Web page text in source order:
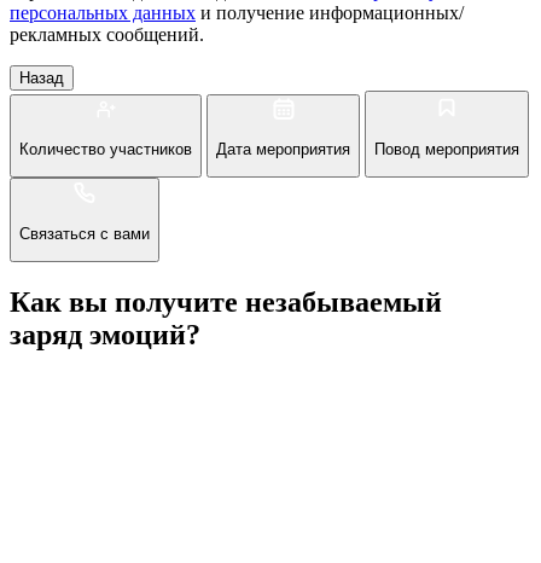
персональных данных и получение информационных/
рекламных сообщений.
Назад
Количество участников Дата мероприятия Повод мероприятия
Связаться с вами
Как вы получите незабываемый
заряд эмоций?